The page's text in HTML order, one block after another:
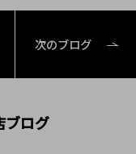
次のブログ
ブログ